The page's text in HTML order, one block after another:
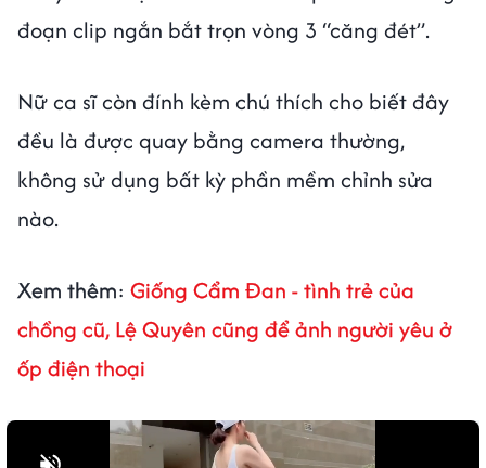
đoạn clip ngắn bắt trọn vòng 3 “căng đét”.
Nữ ca sĩ còn đính kèm chú thích cho biết đây
đều là được quay bằng camera thường,
không sử dụng bất kỳ phần mềm chỉnh sửa
nào.
Xem thêm: Giống Cẩm Đan - tình trẻ của
chồng cũ, Lệ Quyên cũng để ảnh người yêu ở
ốp điện thoại